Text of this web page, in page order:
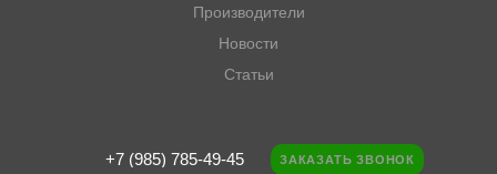
Производители
Новости
Статьи
+7 (985) 785-49-45 ЗАКАЗАТЬ ЗВОНОК